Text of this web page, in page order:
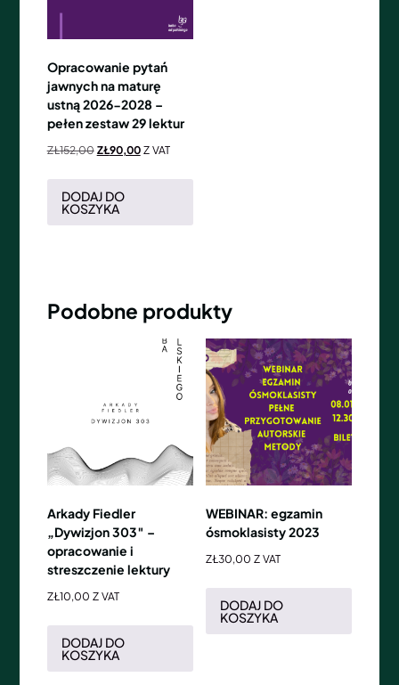
Opracowanie pytań
jawnych na maturę
ustną 2026-2028 –
pełen zestaw 29 lektur
ZŁ152,00 ZŁ90,00 Z VAT
DODAJ DO
KOSZYKA
Podobne produkty
Arkady Fiedler
„Dywizjon 303″ –
opracowanie i
streszczenie lektury
ZŁ10,00 Z VAT
DODAJ DO
KOSZYKA
WEBINAR: egzamin
ósmoklasisty 2023
ZŁ30,00 Z VAT
DODAJ DO
KOSZYKA